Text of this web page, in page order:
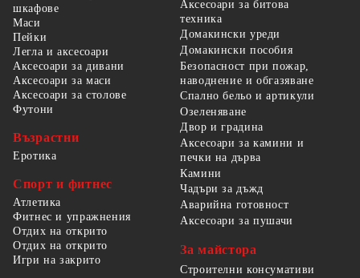
шкафове
Маси
Пейки
Легла и аксесоари
Аксесоари за дивани
Аксесоари за маси
Аксесоари за столове
Футони
Възрастни
Еротика
Спорт и фитнес
Атлетика
Фитнес и упражнения
Отдих на открито
Отдих на открито
Игри на закрито
Аксесоари за битова
техника
Домакински уреди
Домакински пособия
Безопасност при пожар,
наводнение и обгазяване
Спално бельо и артикули
Озеленяване
Двор и градина
Аксесоари за камини и
печки на дърва
Камини
Чадъри за дъжд
Аварийна готовност
Аксесоари за пушачи
За майстора
Строителни консумативи